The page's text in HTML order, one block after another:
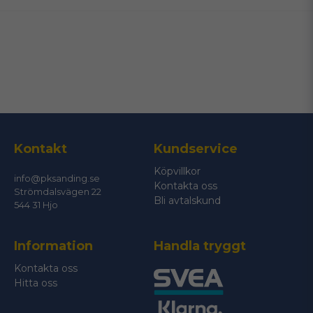
Ja, ni får publicera min fråga
Skicka fråga
Kontakt
info@pksanding.se
Strömdalsvägen 22
544 31 Hjo
Kundservice
Köpvillkor
Kontakta oss
Bli avtalskund
Information
Kontakta oss
Hitta oss
Handla tryggt